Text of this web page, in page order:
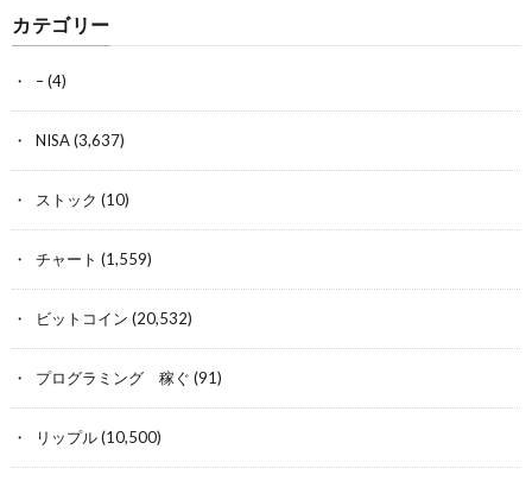
カテゴリー
–(4)
NISA(3,637)
ストック (10)
チャート (1,559)
ビットコイン (20,532)
プログラミング 稼ぐ (91)
リップル(10,500)